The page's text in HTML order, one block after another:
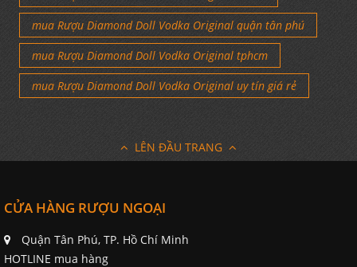
mua Rượu Diamond Doll Vodka Original quận tân phú
mua Rượu Diamond Doll Vodka Original tphcm
mua Rượu Diamond Doll Vodka Original uy tín giá rẻ
LÊN ĐẦU TRANG
CỬA HÀNG RƯỢU NGOẠI
Quận Tân Phú, TP. Hồ Chí Minh
HOTLINE mua hàng